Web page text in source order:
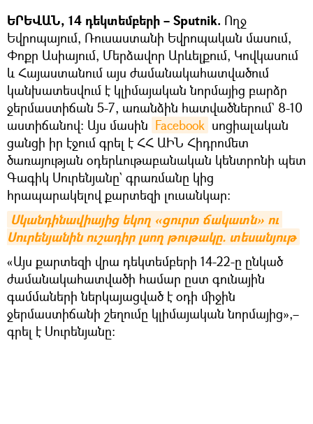
ԵՐԵՎԱՆ, 14 դեկտեմբերի – Sputnik. Ողջ
Եվրոպայում, Ռուսաստանի Եվրոպական մասում,
Փոքր Ասիայում, Մերձավոր Արևելքում, Կովկասում
և Հայաստանում այս ժամանակահատվածում
կանխատեսվում է կլիմայական նորմայից բարձր
ջերմաստիճան 5-7, առանձին հատվածներում` 8-10
աստիճանով։ Այս մասին Facebook սոցիալական
ցանցի իր էջում գրել է ՀՀ ԱԻՆ Հիդրոմետ
ծառայության օդերևութաբանական կենտրոնի պետ
Գագիկ Սուրենյանը` գրառմանը կից
հրապարակելով քարտեզի լուսանկար։
Սկանդինավիայից եկող «ցուրտ ճակատն» ու
Սուրենյանին ուշադիր լսող թութակը. տեսանյութ
«Այս քարտեզի վրա դեկտեմբերի 14-22-ը ընկած
ժամանակահատվածի համար ըստ գունային
գամմաների ներկայացված է օդի միջին
ջերմաստիճանի շեղումը կլիմայական նորմայից»,–
գրել է Սուրենյանը։